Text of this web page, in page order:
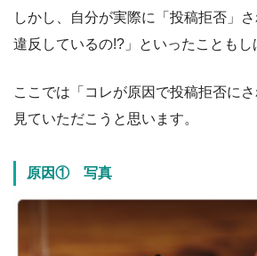
しかし、自分が実際に「投稿拒否」
違反しているの!?」といったことも
ここでは「コレが原因で投稿拒否に
見ていただこうと思います。
原因① 写真